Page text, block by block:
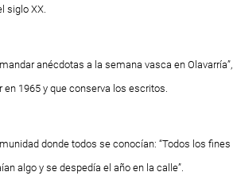
siglo XX.
anécdotas a la semana vasca en Olavarría”,
en 1965 y que conserva los escritos.
donde todos se conocían: “Todos los fines
algo y se despedía el año en la calle”.